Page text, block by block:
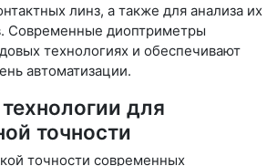
линз, а также для анализа их
Современные диоптриметры
технологиях и обеспечивают
автоматизации.
для
точности
точности современных